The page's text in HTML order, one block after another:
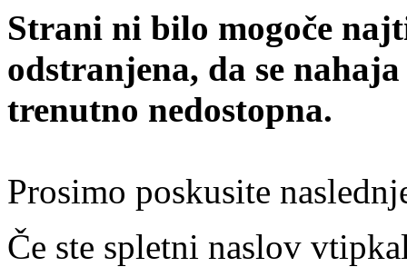
Strani ni bilo mogoče
odstranjena, da se
trenutno nedostopna.
Prosimo poskusite
Če ste spletni naslov